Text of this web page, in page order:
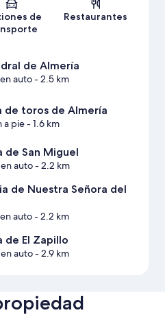
de
Restaurantes
de Almería
auto- 2.5 km
de toros de Almería
a pie- 1.6 km
de San Miguel
auto- 2.2 km
de Nuestra Señora del
auto- 2.2 km
de El Zapillo
auto- 2.9 km